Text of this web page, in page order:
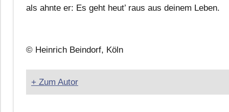
als ahnte er: Es geht heut’ raus aus deinem Leben.
© Heinrich Beindorf, Köln
+ Zum Autor